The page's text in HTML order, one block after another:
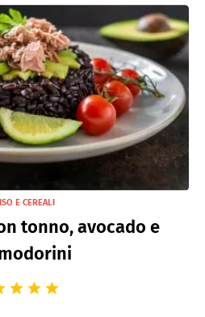
E CEREALI
tonno, avocado e